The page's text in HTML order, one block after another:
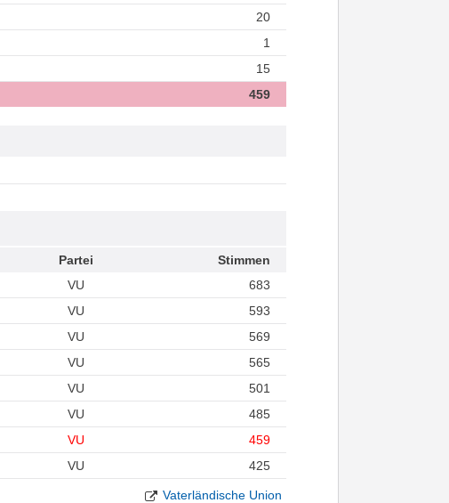
20
1
15
459
Partei
Stimmen
VU
683
VU
593
VU
569
VU
565
VU
501
VU
485
VU
459
VU 425
Vaterländische Union